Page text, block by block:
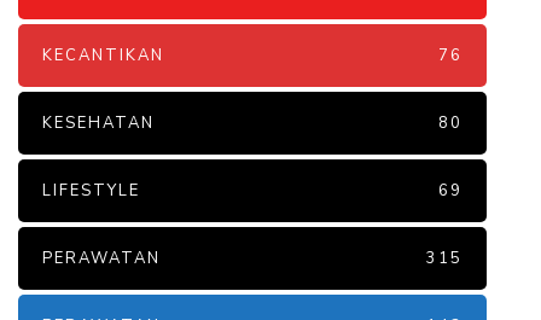
KECANTIKAN 76
KESEHATAN 80
LIFESTYLE 69
PERAWATAN 315